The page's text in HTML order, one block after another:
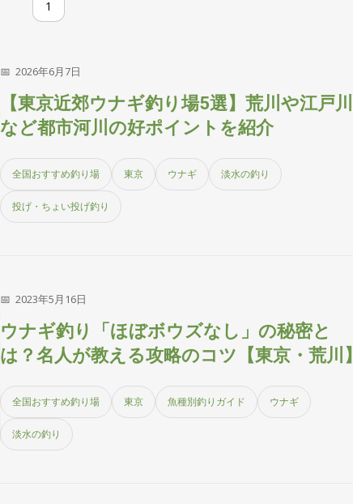
1
2026年6月7日
【東京近郊ウナギ釣り場5選】荒川や江戸川
など都市河川の好ポイントを紹介
全国おすすめ釣り場 東京 ウナギ 淡水の釣り
投げ・ちょい投げ釣り
2023年5月16日
ウナギ釣り「ほぼボウズなし」の秘密と
は？名人が教える攻略のコツ【東京・荒川】
全国おすすめ釣り場 東京 魚種別釣りガイド ウナギ
淡水の釣り